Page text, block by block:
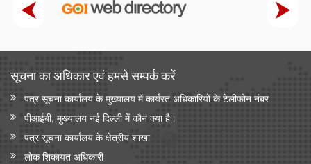
सूचना का अधिकार एवं हमसे सम्‍पर्क करें
पत्र सूचना कार्यालय के मुख्यालय में कार्यरत अधिकारियों के टेलीफोन नंबर
पीआईबी, मुख्यालय नई दिल्ली में कौन क्या है।
पत्र सूचना कार्यालय के क्षेत्रीय शाखा
लोक शिकायत अधिकारी